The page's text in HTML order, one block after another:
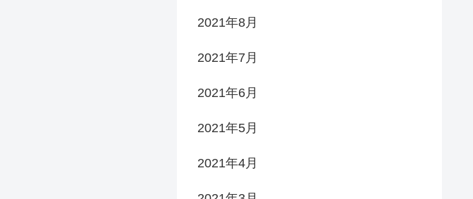
2021年8月
2021年7月
2021年6月
2021年5月
2021年4月